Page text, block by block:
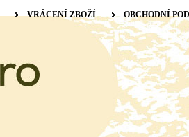
VRÁCENÍ ZBOŽÍ OBCHODNÍ